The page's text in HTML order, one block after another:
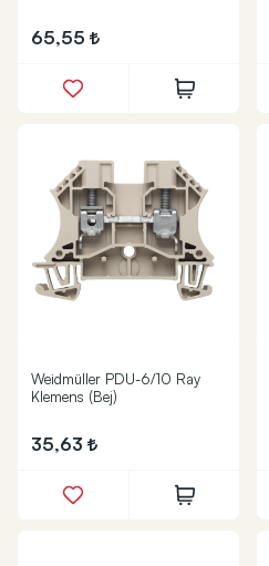
65,55
Weidmüller PDU-6/10 Ray
Klemens (Bej)
35,63